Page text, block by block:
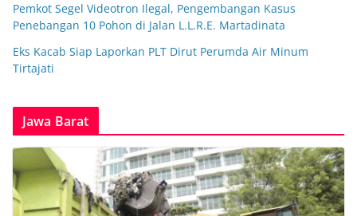
Pemkot Segel Videotron Ilegal, Pengembangan Kasus
Penebangan 10 Pohon di Jalan L.L.R.E. Martadinata
Eks Kacab Siap Laporkan PLT Dirut Perumda Air Minum
Tirtajati
Jawa Barat